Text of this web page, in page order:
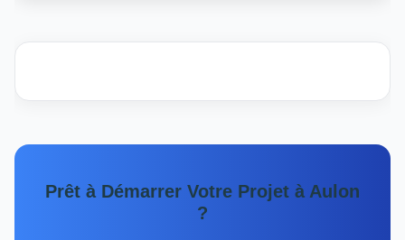
Prêt à Démarrer Votre Projet à Aulon
?